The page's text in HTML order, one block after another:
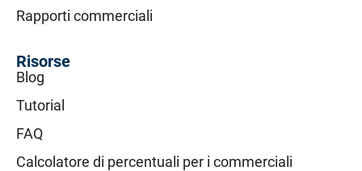
Rapporti commerciali
Risorse
Blog
Tutorial
FAQ
Calcolatore di percentuali per i commerciali